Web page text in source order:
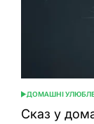
ОПУБЛІКУВАТИ
У
ДОМАШНІ
Сказ у